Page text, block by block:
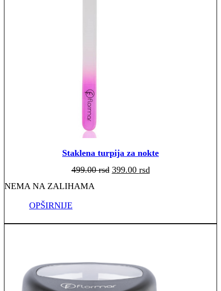
Staklena turpija za nokte
499.00rsd Originalna
cena
399.00 rsdTrenutna
cena
NEMA NA ZALIHAMA
OPŠIRNIJE